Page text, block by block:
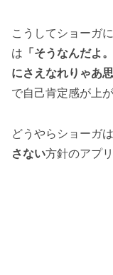
こうしてショーガ
は 「そうなんだよ
にさえなれりゃあ
で自己肯定感が上
どうやらショーガ
さない方針のアプ